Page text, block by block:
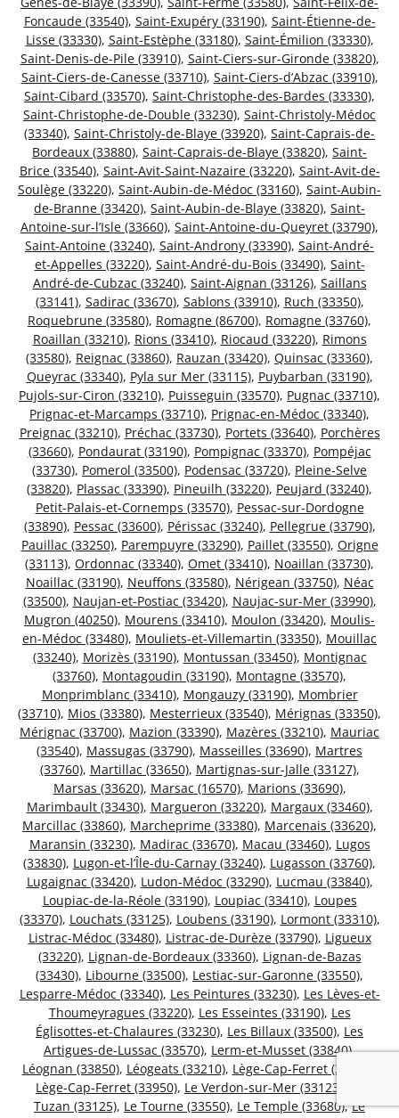
Foncaude (33540), Saint-Exupéry (33190), Saint-Étienne-de-
Lisse (33330), Saint-Estèphe (33180), Saint-Émilion (33330),
Saint-Denis-de-Pile (33910), Saint-Ciers-sur-Gironde (33820),
Saint-Ciers-de-Canesse (33710), Saint-Ciers-d’Abzac (33910),
Saint-Cibard (33570), Saint-Christophe-des-Bardes (33330),
Saint-Christophe-de-Double (33230), Saint-Christoly-Médoc
(33340), Saint-Christoly-de-Blaye (33920), Saint-Caprais-de-
Bordeaux (33880), Saint-Caprais-de-Blaye (33820), Saint-
Brice (33540), Saint-Avit-Saint-Nazaire (33220), Saint-Avit-de-
Soulège (33220), Saint-Aubin-de-Médoc (33160), Saint-Aubin-
de-Branne (33420), Saint-Aubin-de-Blaye (33820), Saint-
Antoine-sur-l’Isle (33660), Saint-Antoine-du-Queyret (33790),
Saint-Antoine (33240), Saint-Androny (33390), Saint-André-
et-Appelles (33220), Saint-André-du-Bois (33490), Saint-
André-de-Cubzac (33240), Saint-Aignan (33126), Saillans
(33141), Sadirac (33670), Sablons (33910), Ruch (33350),
Roquebrune (33580), Romagne (86700), Romagne (33760),
Roaillan (33210), Rions (33410), Riocaud (33220), Rimons
(33580), Reignac (33860), Rauzan (33420), Quinsac (33360),
Queyrac (33340), Pyla sur Mer (33115), Puybarban (33190),
Pujols-sur-Ciron (33210), Puisseguin (33570), Pugnac (33710),
Prignac-et-Marcamps (33710), Prignac-en-Médoc (33340),
Preignac (33210), Préchac (33730), Portets (33640), Porchères
(33660), Pondaurat (33190), Pompignac (33370), Pompéjac
(33730), Pomerol (33500), Podensac (33720), Pleine-Selve
(33820), Plassac (33390), Pineuilh (33220), Peujard (33240),
Petit-Palais-et-Cornemps (33570), Pessac-sur-Dordogne
(33890), Pessac (33600), Périssac (33240), Pellegrue (33790),
Pauillac (33250), Parempuyre (33290), Paillet (33550), Origne
(33113), Ordonnac (33340), Omet (33410), Noaillan (33730),
Noaillac (33190), Neuffons (33580), Nérigean (33750), Néac
(33500), Naujan-et-Postiac (33420), Naujac-sur-Mer (33990),
Mugron (40250), Mourens (33410), Moulon (33420), Moulis-
en-Médoc (33480), Mouliets-et-Villemartin (33350), Mouillac
(33240), Morizès (33190), Montussan (33450), Montignac
(33760), Montagoudin (33190), Montagne (33570),
Monprimblanc (33410), Mongauzy (33190), Mombrier
(33710), Mios (33380), Mesterrieux (33540), Mérignas (33350),
Mérignac (33700), Mazion (33390), Mazères (33210), Mauriac
(33540), Massugas (33790), Masseilles (33690), Martres
(33760), Martillac (33650), Martignas-sur-Jalle (33127),
Marsas (33620), Marsac (16570), Marions (33690),
Marimbault (33430), Margueron (33220), Margaux (33460),
Marcillac (33860), Marcheprime (33380), Marcenais (33620),
Maransin (33230), Madirac (33670), Macau (33460), Lugos
(33830), Lugon-et-l’Île-du-Carnay (33240), Lugasson (33760),
Lugaignac (33420), Ludon-Médoc (33290), Lucmau (33840),
Loupiac-de-la-Réole (33190), Loupiac (33410), Loupes
(33370), Louchats (33125), Loubens (33190), Lormont (33310),
Listrac-Médoc (33480), Listrac-de-Durèze (33790), Ligueux
(33220), Lignan-de-Bordeaux (33360), Lignan-de-Bazas
(33430), Libourne (33500), Lestiac-sur-Garonne (33550),
Lesparre-Médoc (33340), Les Peintures (33230), Les Lèves-et-
Thoumeyragues (33220), Les Esseintes (33190), Les
Églisottes-et-Chalaures (33230), Les Billaux (33500), Les
Artigues-de-Lussac (33570), Lerm-et-Musset (33840),
Léognan (33850), Léogeats (33210), Lège-Cap-Ferret (33970)
Lège-Cap-Ferret (33950), Le Verdon-sur-Mer (33123)
Tuzan (33125), Le Tourne (33550), Le Temple (33680),Le